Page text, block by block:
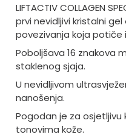
LIFTACTIV COLLAGEN
prvi nevidljivi kristalni
povezivanja koja potiče
Poboljšava 16 znakova
staklenog sjaja.
U nevidljivom
nanošenja.
Pogodan je za osjetljivu
tonovima kože.